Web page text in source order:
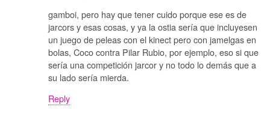
gamboi, pero hay que tener cuido porque ese es de
jarcors y esas cosas, y ya la ostia sería que incluyesen
un juego de peleas con el kinect pero con jamelgas en
bolas, Coco contra Pilar Rubio, por ejemplo, eso si que
sería una competición jarcor y no todo lo demás que a
su lado sería mierda.
Reply